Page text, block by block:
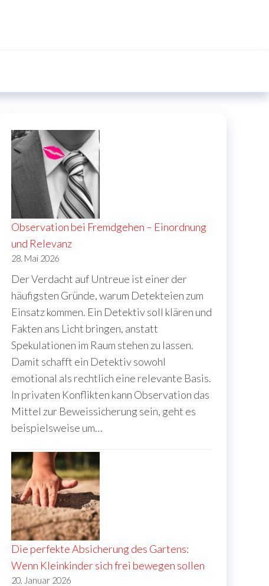
Observation bei Fremdgehen – Einordnung
und Relevanz
28. Mai 2026
Der Verdacht auf Untreue ist einer der
häufigsten Gründe, warum Detekteien zum
Einsatz kommen. Ein Detektiv soll klären und
Fakten ans Licht bringen, anstatt
Spekulationen im Raum stehen zu lassen.
Damit schafft ein Detektiv sowohl
emotional als rechtlich eine relevante Basis.
In privaten Konflikten kann Observation das
Mittel zur Beweissicherung sein, geht es
beispielsweise um…
Die perfekte Absicherung des Gartens:
Wenn Kleinkinder sich frei bewegen sollen
20. Januar 2026